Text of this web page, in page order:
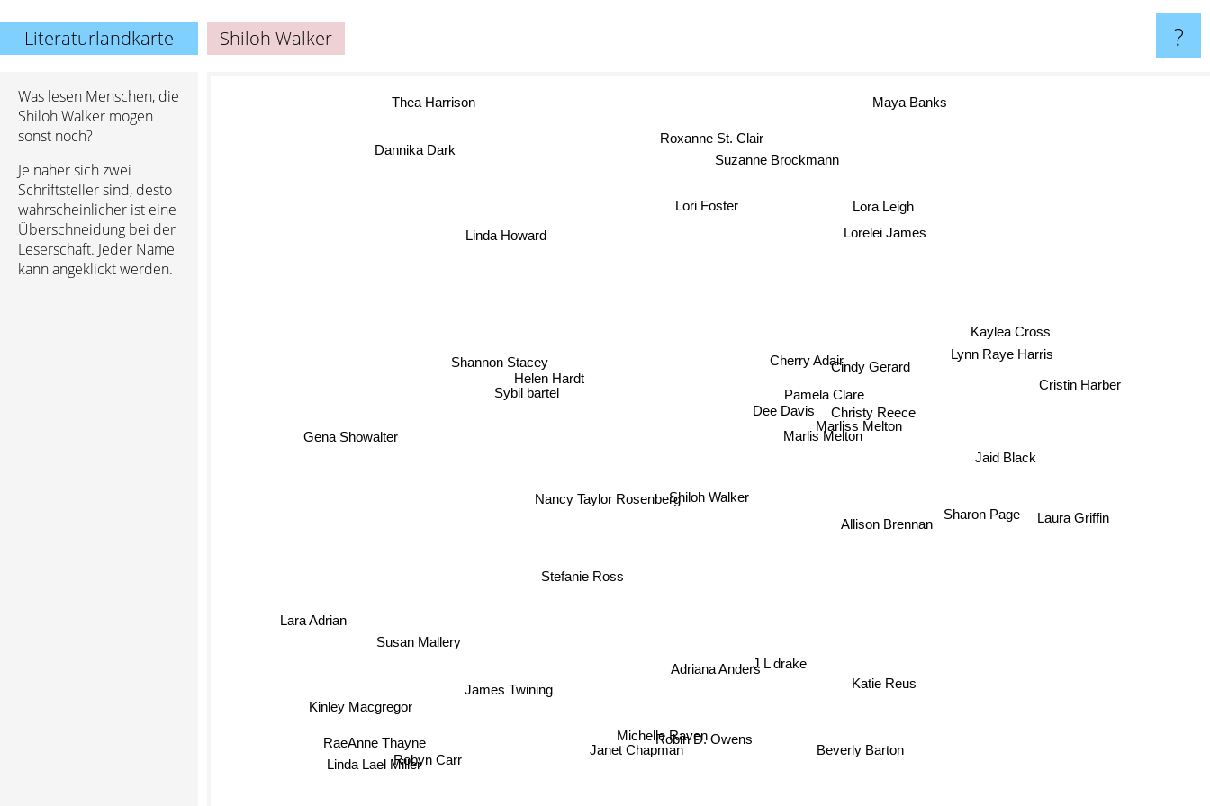
Literaturlandkarte Shiloh Walker ?
Was lesen Menschen, die
Shiloh Walker mögen
sonst noch?
Je näher sich zwei
Schriftsteller sind, desto
wahrscheinlicher ist eine
Überschneidung bei der
Leserschaft. Jeder Name
kann angeklickt werden.
Shiloh Walker
Marlis Melton
Marliss Melton
Dee Davis Christy Reece
Cherry Adair
Pamela Clare
Cindy Gerard
Nancy Taylor Rosenberg
Allison Brennan
Helen Hardt
Stefanie Ross
Adriana Anders
J L drake
Sharon Page
Lorelei James
Shannon Stacey
Michelle Raven
Sybil bartel
Katie Reus
Robin D. Owens
Beverly Barton
Roxanne St. Clair
James Twining
Lori Foster
Janet Chapman
Jaid Black
Susan Mallery
Cristin Harber
Lynn Raye Harris
Kaylea Cross
Robyn Carr
Lora Leigh
Dannika Dark
Thea Harrison
Kinley Macgregor
Linda Howard
Linda Lael Miller
Lara Adrian
Laura Griffin
Maya Banks
Suzanne Brockmann
Gena Showalter